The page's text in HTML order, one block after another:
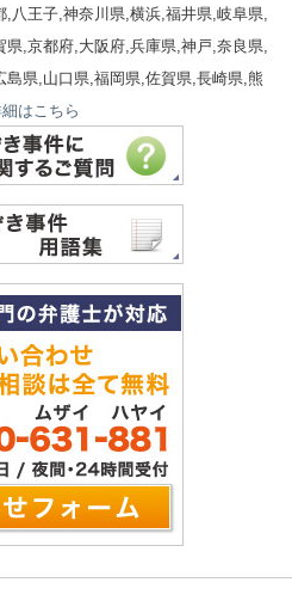
八王子,神奈川県,横浜,福井県,岐阜県,
,京都府,大阪府,兵庫県,神戸,奈良県,
県,山口県,福岡県,佐賀県,長崎県,熊
はこちら